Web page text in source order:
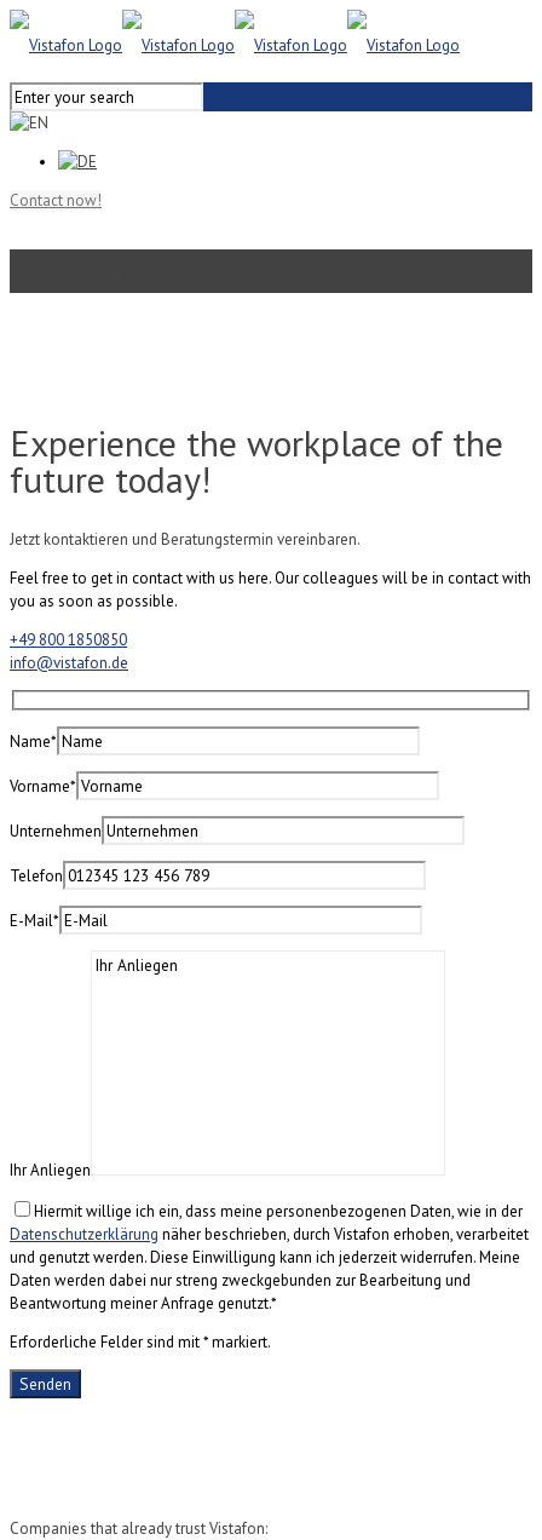
Contact now!
Experience the workplace of the
future today!
Jetzt kontaktieren und Beratungstermin vereinbaren.
Feel free to get in contact with us here. Our colleagues will be in contact with
you as soon as possible.
+49 800 1850850
info@vistafon.de
Name*
Vorname*
Unternehmen
Telefon
E-Mail*
Ihr Anliegen
Hiermit willige ich ein, dass meine personenbezogenen Daten, wie in der
Datenschutzerklärung näher beschrieben, durch Vistafon erhoben, verarbeitet
und genutzt werden. Diese Einwilligung kann ich jederzeit widerrufen. Meine
Daten werden dabei nur streng zweckgebunden zur Bearbeitung und
Beantwortung meiner Anfrage genutzt.*
Erforderliche Felder sind mit * markiert.
Companies that already trust Vistafon: